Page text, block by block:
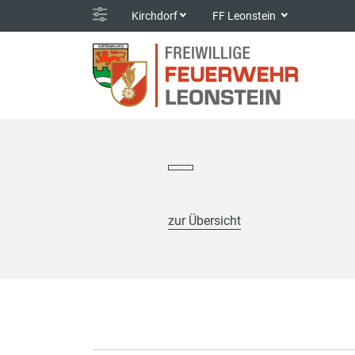
Kirchdorf FF Leonstein
zur Übersicht